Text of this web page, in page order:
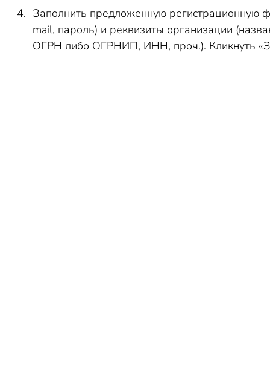
Заполнить предложенную
mail, пароль) и реквизиты организации
ОГРН либо ОГРНИП, ИНН, проч.). Кликнуть